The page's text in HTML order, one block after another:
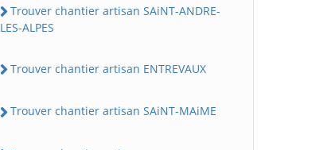
Trouver chantier artisan SAiNT-ANDRE-
LES-ALPES
Trouver chantier artisan ENTREVAUX
Trouver chantier artisan SAiNT-MAiME